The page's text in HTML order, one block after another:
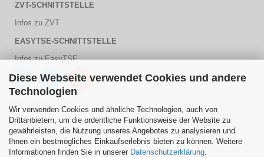
Diese Webseite verwendet Cookies und andere
Technologien
Wir verwenden Cookies und ähnliche Technologien, auch von
Drittanbietern, um die ordentliche Funktionsweise der Website zu
gewährleisten, die Nutzung unseres Angebotes zu analysieren und
Ihnen ein bestmögliches Einkaufserlebnis bieten zu können. Weitere
Informationen finden Sie in unserer Datenschutzerklärung
ZVT-SCHNITTSTELLE
Infos zu ZVT
EASYTSE-SCHNITTSTELLE
Infos zu EasyTSE
KUNDENSERVICE
PDF Hilfe
Kontaktformular